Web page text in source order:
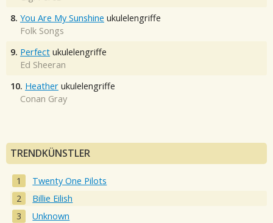
8. You Are My Sunshine ukulelengriffe
Folk Songs
9. Perfect ukulelengriffe
Ed Sheeran
10. Heather ukulelengriffe
Conan Gray
TRENDKÜNSTLER
Twenty One Pilots
Billie Eilish
Unknown